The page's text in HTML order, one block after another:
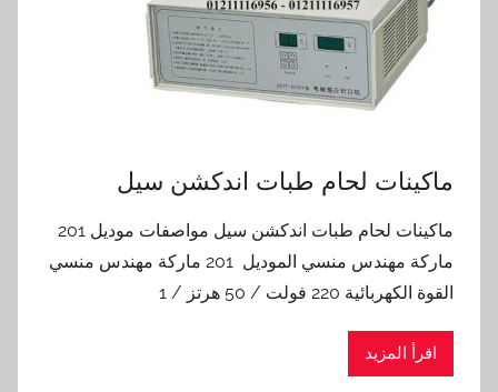
ماكينات لحام طبات اندكشن سيل
ماكينات لحام طبات اندكشن سيل مواصفات موديل 201
ماركة مهندس منسي الموديل 201 ماركة مهندس منسي
القوة الكهربائية 220 فولت / 50 هرتز / 1
اقرأ المزيد